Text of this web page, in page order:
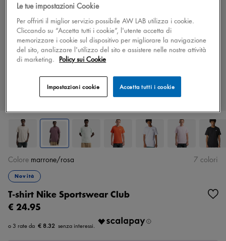
Novità
T-shirt Nike Sportswear Club
€ 24.95
€ 8.32
Colore marrone/rosa 7 colori
Le tue impostazioni Cookie
Per offrirti il miglior servizio possibile AW LAB utilizza i cookie.
Cliccando su “Accetta tutti i cookie”, l'utente accetta di
memorizzare i cookie sul dispositivo per migliorare la navigazione
del sito, analizzare l'utilizzo del sito e assistere nelle nostre attività
di marketing. Policy sui Cookie
Accetta tutti i cookie
Impostazioni cookie